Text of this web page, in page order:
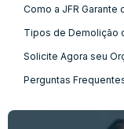
Como a JFR
Tipos de Demolição
Solicite Agora seu
Perguntas